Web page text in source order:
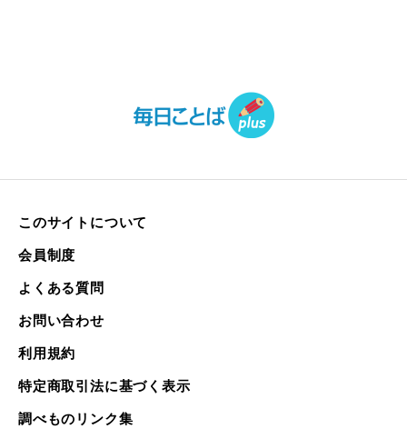
このサイトについて
会員制度
よくある質問
お問い合わせ
利用規約
特定商取引法に基づく表示
調べものリンク集